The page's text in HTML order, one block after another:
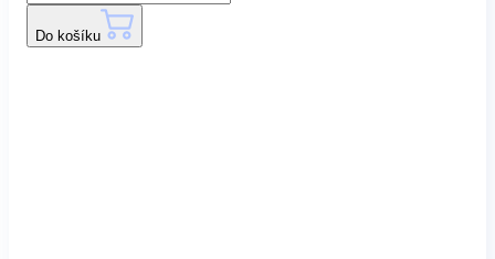
Do košíku